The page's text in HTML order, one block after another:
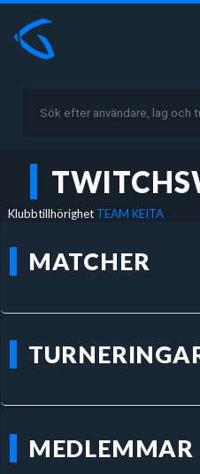
Klubbtillhörighet TEAM KEITA
MATCHER
MEDLEMMAR